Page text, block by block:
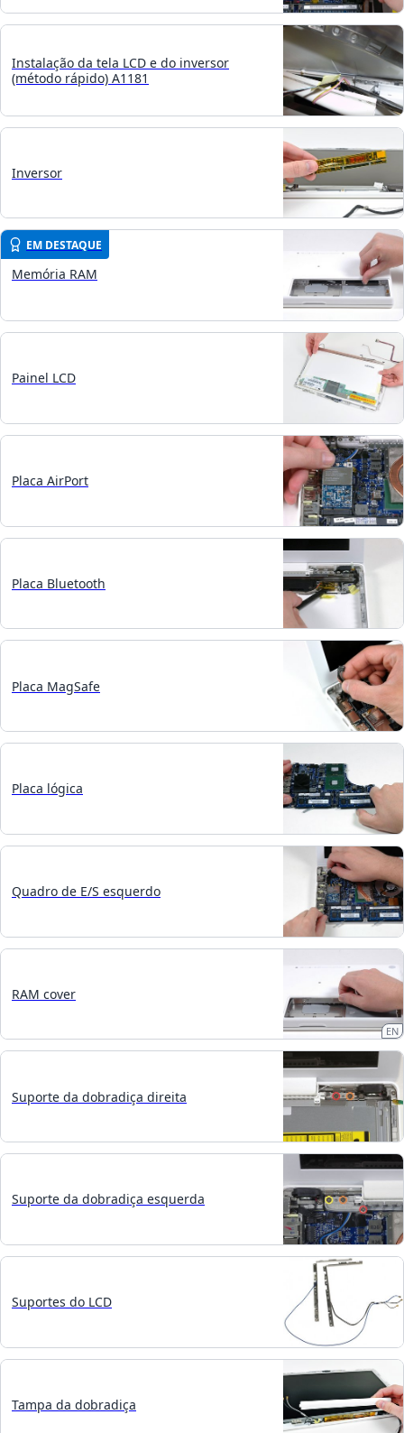
Instalação da tela LCD e do inversor
(método rápido) A1181
Inversor
EM DESTAQUE
Memória RAM
Painel LCD
Placa AirPort
Placa Bluetooth
Placa MagSafe
Placa lógica
Quadro de E/S esquerdo
RAM cover
EN
Suporte da dobradiça direita
Suporte da dobradiça esquerda
Suportes do LCD
Tampa da dobradiça